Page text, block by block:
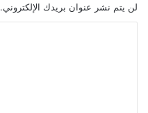
لن يتم نشر عنوان بريدك الإلكتروني.